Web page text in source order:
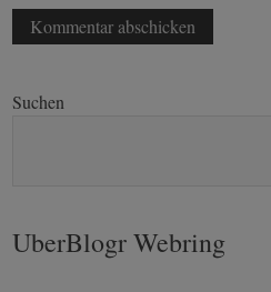
Suchen
UberBlogr Webring